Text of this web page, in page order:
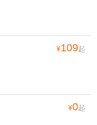
¥109起
¥0起